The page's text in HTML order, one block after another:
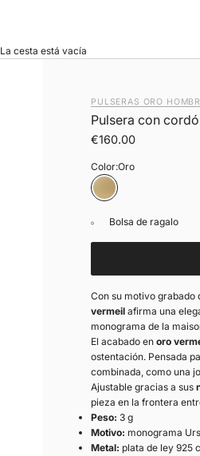
La cesta está vacía
PULSERAS ORO
Pulsera con
Precio de oferta
€160.00
Color:Oro
Oro
Bolsa de ragalo
Con su motivo grabado
vermeil afirma una
monograma de la
El acabado en oro
ostentación. Pensada
combinada, como una
Ajustable gracias a sus
pieza en la frontera
Peso: 3 g
Motivo: monograma
Metal: plata de ley 925